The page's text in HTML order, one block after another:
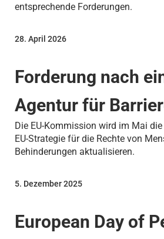
entsprechende Forderungen.
Forderung nach
Agentur für
28. April 2026
Die EU-Kommission wird im Mai
EU-Strategie für die Rechte von
Behinderungen aktualisieren.
European Day of
5. Dezember 2025